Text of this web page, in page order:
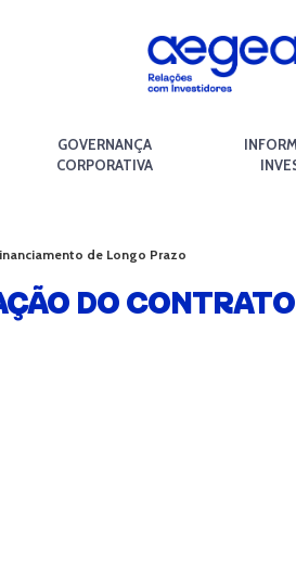
GOVERNANÇA
CORPORATIVA
de Longo Prazo
DO